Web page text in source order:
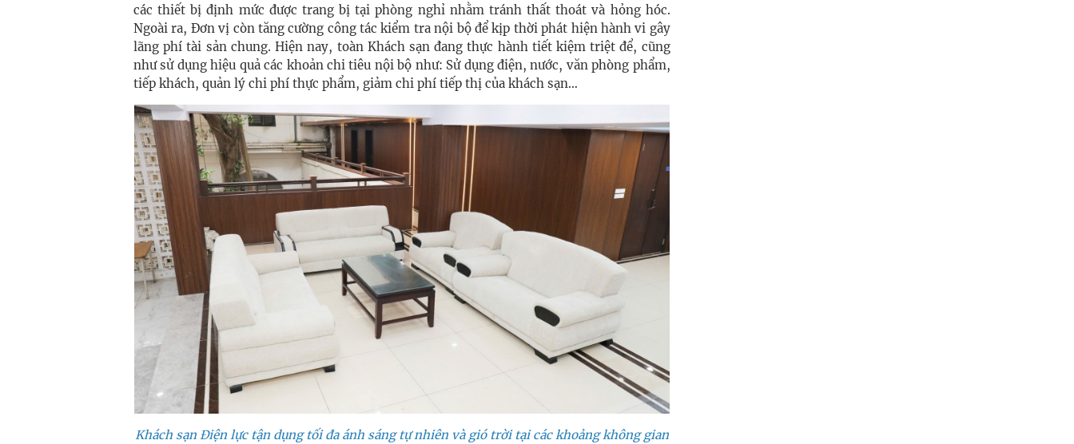
các thiết bị định mức được trang bị tại phòng nghỉ nhằm tránh thất thoát và hỏng hóc.
Ngoài ra, Đơn vị còn tăng cường công tác kiểm tra nội bộ để kịp thời phát hiện hành vi gây
lãng phí tài sản chung. Hiện nay, toàn Khách sạn đang thực hành tiết kiệm triệt để, cũng
như sử dụng hiệu quả các khoản chi tiêu nội bộ như: Sử dụng điện, nước, văn phòng phẩm,
tiếp khách, quản lý chi phí thực phẩm, giảm chi phí tiếp thị của khách sạn…
Khách sạn Điện lực tận dụng tối đa ánh sáng tự nhiên và gió trời tại các khoảng không gian